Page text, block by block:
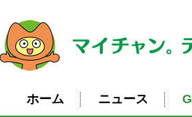
ホーム ニュース